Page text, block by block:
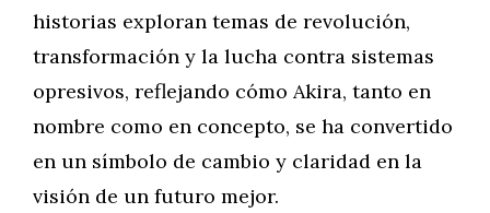
historias exploran temas de revolución,
transformación y la lucha contra sistemas
opresivos, reflejando cómo Akira, tanto en
nombre como en concepto, se ha convertido
en un símbolo de cambio y claridad en la
visión de un futuro mejor.